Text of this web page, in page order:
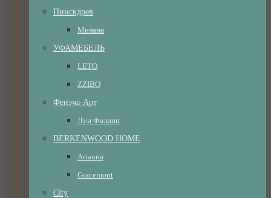
Пинскдрев
Милана
УФАМЕБЕЛЬ
LETO
ZZIBO
Фенэча-Арт
Луи Филипп
BERKENWOOD HOME
Arianna
Gracemont
City